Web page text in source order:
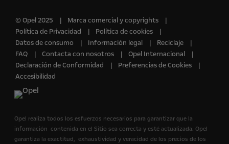
© Opel 2025
Marca comercial y copyrights
Política de Privacidad
Política de cookies
Datos de consumo
Información legal
Reciclaje
FAQ
Contacta con nosotros
Opel Internacional
Declaración de Conformidad
Preferencias de Cookies
Accesibilidad
Opel realiza todos los esfuerzos necesarios para garantizar que la
información contenida en el Sitio sea correcta y esté actualizada. Opel
garantiza la exactitud, exhaustividad y veracidad de los precios de los